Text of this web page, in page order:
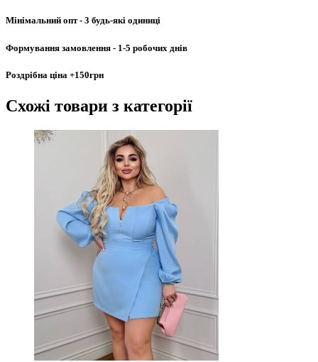
Мінімальний опт- 3 будь-які одиниці
Формування замовлення - 1-5 робочих днів
Роздрібна ціна +150грн
Схожі товари з категорії